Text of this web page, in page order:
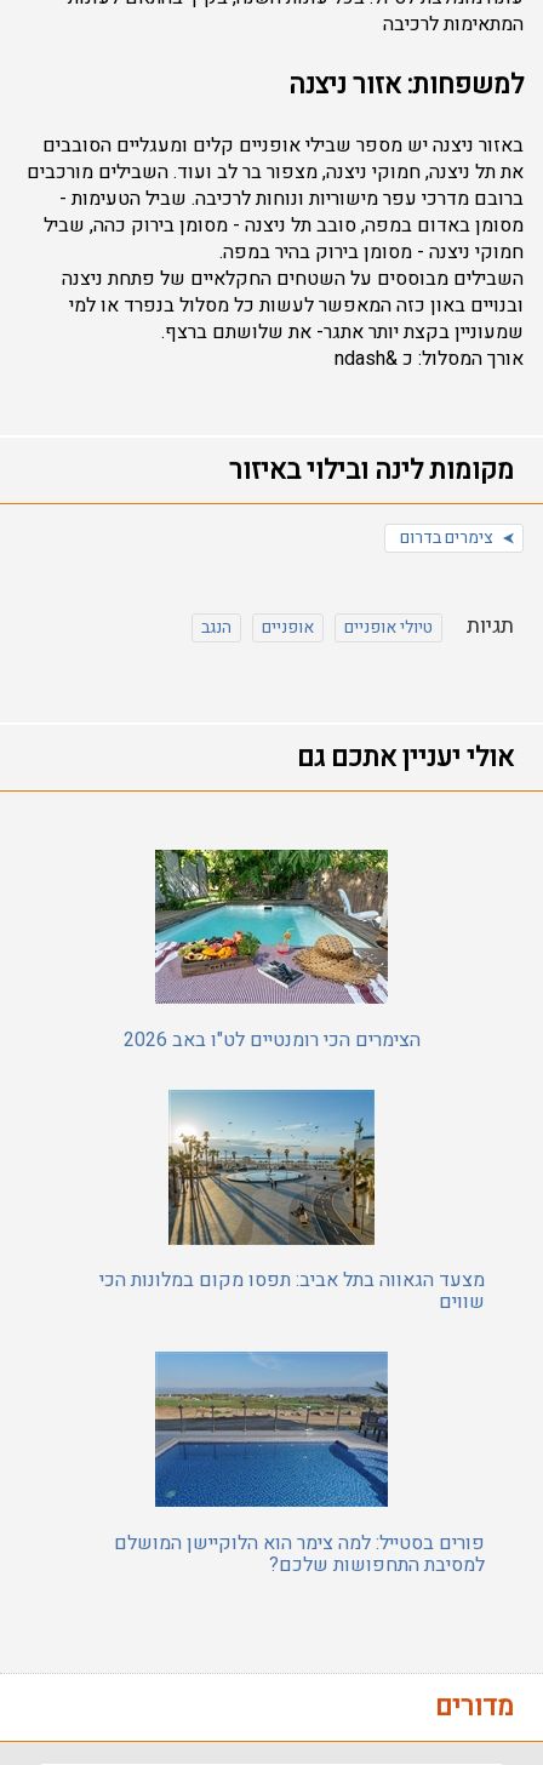
המתאימות לרכיבה
למשפחות: אזור ניצנה
באזור ניצנה יש מספר שבילי אופניים קלים ומעגליים הסובבים
את תל ניצנה, חמוקי ניצנה, מצפור בר לב ועוד. השבילים מורכבים
ברובם מדרכי עפר מישוריות ונוחות לרכיבה. שביל הטעימות -
מסומן באדום במפה, סובב תל ניצנה - מסומן בירוק כהה, שביל
חמוקי ניצנה - מסומן בירוק בהיר במפה.
השבילים מבוססים על השטחים החקלאיים של פתחת ניצנה
ובנויים באון כזה המאפשר לעשות כל מסלול בנפרד או למי
שמעוניין בקצת יותר אתגר- את שלושתם ברצף.
אורך המסלול: כ &ndash
מקומות לינה ובילוי באיזור
צימרים בדרום
תגיות טיולי אופניים אופניים הנגב
אולי יעניין אתכם גם
הצימרים הכי רומנטיים לט"ו באב 2026
מצעד הגאווה בתל אביב: תפסו מקום במלונות הכי
שווים
פורים בסטייל: למה צימר הוא הלוקיישן המושלם
למסיבת התחפושות שלכם?
מדורים